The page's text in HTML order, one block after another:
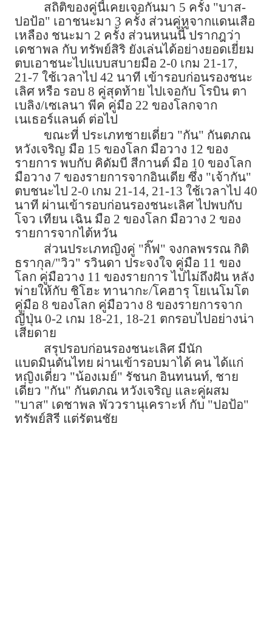
สถิติของคู่นี้เคยเจอกันมา 5 ครั้ง "บาส-
ปอป้อ" เอาชนะมา 3 ครั้ง ส่วนคู่หูจากแดนเสือ
เหลือง ชนะมา 2 ครั้ง ส่วนหนนนี้ ปรากฎว่า
เดชาพล กับ ทรัพย์สิริ ยังเล่นได้อย่างยอดเยี่ยม
ตบเอาชนะไปแบบสบายมือ 2-0 เกม 21-17,
21-7 ใช้เวลาไป 42 นาที เข้ารอบก่อนรองชนะ
เลิศ หรือ รอบ 8 คู่สุดท้าย ไปเจอกับ โรบิน ตา
เบลิง/เซเลนา พีค คู่มือ 22 ของโลกจาก
เนเธอร์แลนด์ ต่อไป
ขณะที่ ประเภทชายเดี่ยว "กัน" กันตภณ
หวังเจริญ มือ 15 ของโลก มือวาง 12 ของ
รายการ พบกับ คิดัมบี สีกานต์ มือ 10 ของโลก
มือวาง 7 ของรายการจากอินเดีย ซึ่ง "เจ้ากัน"
ตบชนะไป 2-0 เกม 21-14, 21-13 ใช้เวลาไป 40
นาที ผ่านเข้ารอบก่อนรองชนะเลิศ ไปพบกับ
โจว เทียน เฉิน มือ 2 ของโลก มือวาง 2 ของ
รายการจากไต้หวัน
ส่วนประเภทญิงคู่ "กิ๊ฟ" จงกลพรรณ กิติ
ธรากุล/"วิว" รวินดา ประจงใจ คู่มือ 11 ของ
โลก คู่มือวาง 11 ของรายการ ไปไม่ถึงฝัน หลัง
พ่ายให้กับ ชิโฮะ ทานากะ/โคฮารุ โยเนโมโต
คู่มือ 8 ของโลก คู่มือวาง 8 ของรายการจาก
ญี่ปุ่น 0-2 เกม 18-21, 18-21 ตกรอบไปอย่างน่า
เสียดาย
สรุปรอบก่อนรองชนะเลิศ มีนัก
แบดมินตันไทย ผ่านเข้ารอบมาได้ คน ได้แก่
หญิงเดี่ยว "น้องเมย์" รัชนก อินทนนท์, ชาย
เดี่ยว "กัน" กันตภณ หวังเจริญ และคู่ผสม
"บาส" เดชาพล พัววรานุเคราะห์ กับ "ปอป้อ"
ทรัพย์สิรี แต่รัตนชัย